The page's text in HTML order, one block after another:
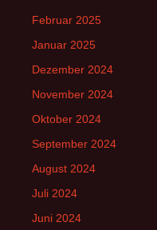
Februar 2025
Januar 2025
Dezember 2024
November 2024
Oktober 2024
September 2024
August 2024
Juli 2024
Juni 2024